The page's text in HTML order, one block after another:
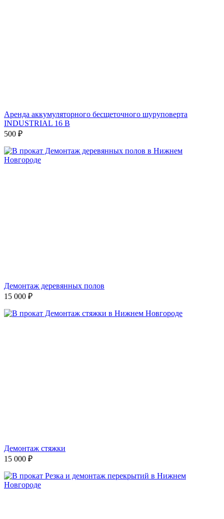
Аренда аккумуляторного бесщеточного шуруповерта
INDUSTRIAL 16 В
500 ₽
Демонтаж деревянных полов
15 000 ₽
Демонтаж стяжки
15 000 ₽